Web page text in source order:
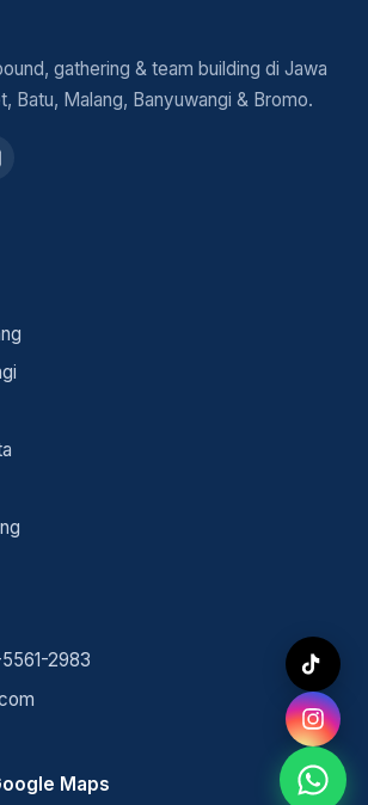
gathering & team building di Jawa
Batu, Malang, Banyuwangi & Bromo.
2983
Maps